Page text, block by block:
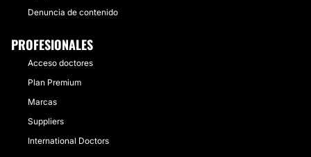
Denuncia de contenido
PROFESIONALES
Acceso doctores
Plan Premium
Marcas
Suppliers
International Doctors